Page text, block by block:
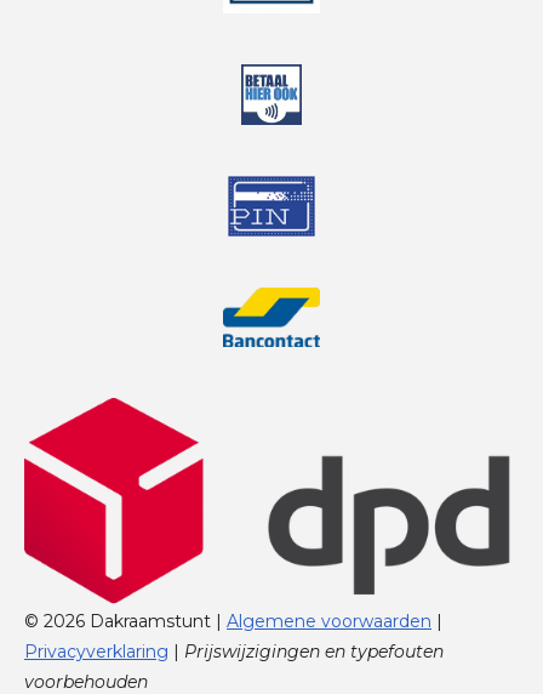
© 2026 Dakraamstunt | Algemene voorwaarden |
Privacyverklaring | Prijswijzigingen en typefouten
voorbehouden